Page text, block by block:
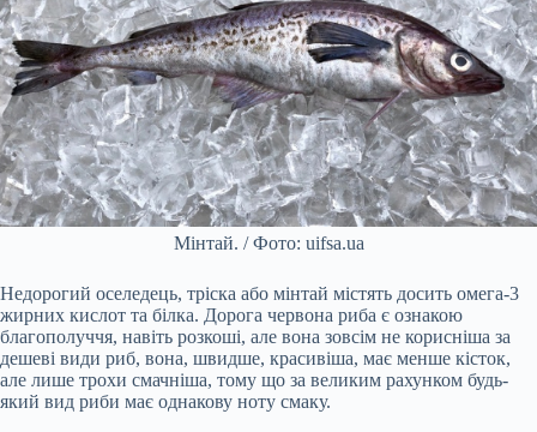
Мінтай. / Фото: uifsa.ua
Недорогий оселедець, тріска або мінтай містять досить омега-3
жирних кислот та білка. Дорога червона риба є ознакою
благополуччя, навіть розкоші, але вона зовсім не корисніша за
дешеві види риб, вона, швидше, красивіша, має менше кісток,
але лише трохи смачніша, тому що за великим рахунком будь-
який вид риби має однакову ноту смаку.